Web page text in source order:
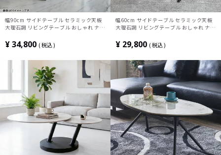
幅90cm サイドテーブル セラミック天板
大理石調 リビングテーブル おしゃれ ナイ
リビング 寝室 ブラック グレー
¥34,800 税込
幅60cm サイドテーブル セラミック天板
大理石調 リビングテーブル おしゃれ ナイ
リビング 寝室 ブラック グレー
¥ 29,800 税込